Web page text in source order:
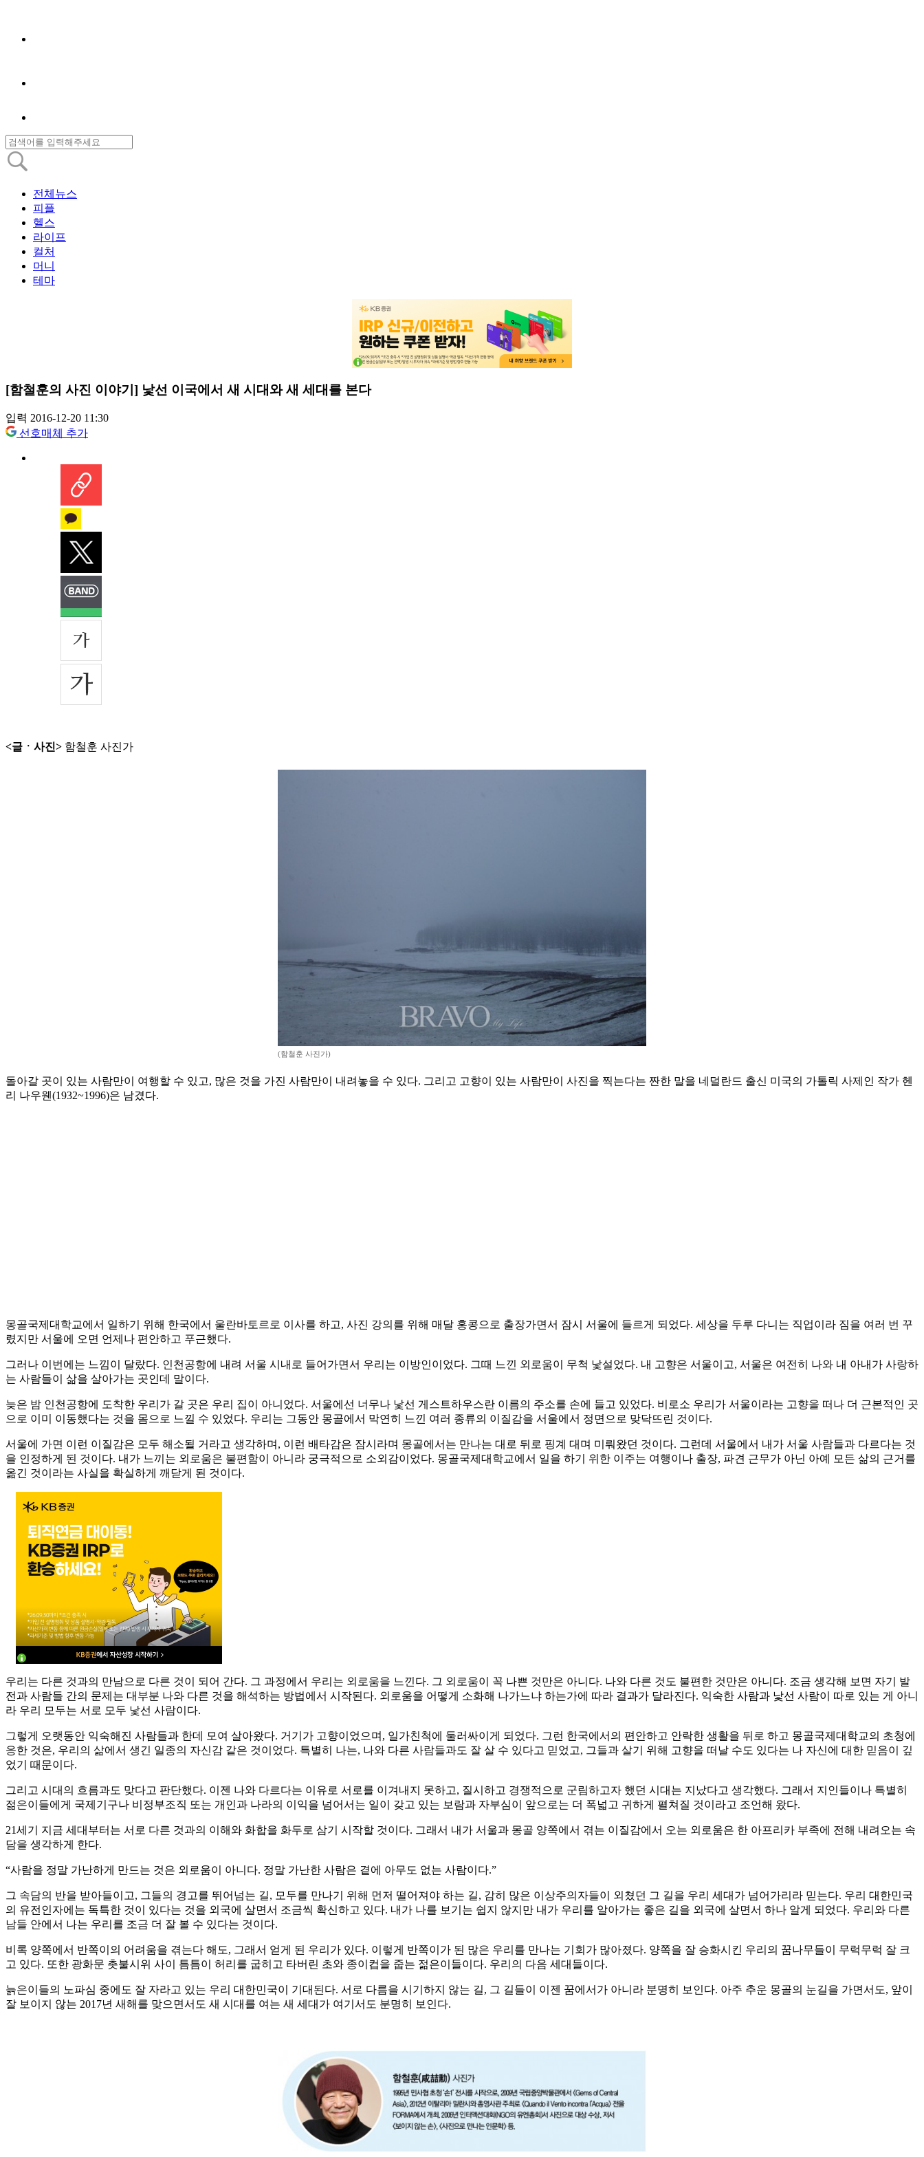
전체뉴스
피플
헬스
라이프
컬처
머니
테마
[함철훈의 사진 이야기] 낯선 이국에서 새 시대와 새 세대를 본다
입력 2016-12-20 11:30
선호매체 추가
<글ㆍ사진> 함철훈 사진가
(함철훈 사진가)
돌아갈 곳이 있는 사람만이 여행할 수 있고, 많은 것을 가진 사람만이 내려놓을 수 있다. 그리고 고향이 있는 사람만이 사진을 찍는다는 짠한 말을 네덜란드 출신 미국의 가톨릭 사제인 작가 헨
리 나우웬(1932~1996)은 남겼다.
몽골국제대학교에서 일하기 위해 한국에서 울란바토르로 이사를 하고, 사진 강의를 위해 매달 홍콩으로 출장가면서 잠시 서울에 들르게 되었다. 세상을 두루 다니는 직업이라 짐을 여러 번 꾸
렸지만 서울에 오면 언제나 편안하고 푸근했다.
그러나 이번에는 느낌이 달랐다. 인천공항에 내려 서울 시내로 들어가면서 우리는 이방인이었다. 그때 느낀 외로움이 무척 낯설었다. 내 고향은 서울이고, 서울은 여전히 나와 내 아내가 사랑하
는 사람들이 삶을 살아가는 곳인데 말이다.
늦은 밤 인천공항에 도착한 우리가 갈 곳은 우리 집이 아니었다. 서울에선 너무나 낯선 게스트하우스란 이름의 주소를 손에 들고 있었다. 비로소 우리가 서울이라는 고향을 떠나 더 근본적인 곳
으로 이미 이동했다는 것을 몸으로 느낄 수 있었다. 우리는 그동안 몽골에서 막연히 느낀 여러 종류의 이질감을 서울에서 정면으로 맞닥뜨린 것이다.
서울에 가면 이런 이질감은 모두 해소될 거라고 생각하며, 이런 배타감은 잠시라며 몽골에서는 만나는 대로 뒤로 핑계 대며 미뤄왔던 것이다. 그런데 서울에서 내가 서울 사람들과 다르다는 것
을 인정하게 된 것이다. 내가 느끼는 외로움은 불편함이 아니라 궁극적으로 소외감이었다. 몽골국제대학교에서 일을 하기 위한 이주는 여행이나 출장, 파견 근무가 아닌 아예 모든 삶의 근거를
옮긴 것이라는 사실을 확실하게 깨닫게 된 것이다.
우리는 다른 것과의 만남으로 다른 것이 되어 간다. 그 과정에서 우리는 외로움을 느낀다. 그 외로움이 꼭 나쁜 것만은 아니다. 나와 다른 것도 불편한 것만은 아니다. 조금 생각해 보면 자기 발
전과 사람들 간의 문제는 대부분 나와 다른 것을 해석하는 방법에서 시작된다. 외로움을 어떻게 소화해 나가느냐 하는가에 따라 결과가 달라진다. 익숙한 사람과 낯선 사람이 따로 있는 게 아니
라 우리 모두는 서로 모두 낯선 사람이다.
그렇게 오랫동안 익숙해진 사람들과 한데 모여 살아왔다. 거기가 고향이었으며, 일가친척에 둘러싸이게 되었다. 그런 한국에서의 편안하고 안락한 생활을 뒤로 하고 몽골국제대학교의 초청에
응한 것은, 우리의 삶에서 생긴 일종의 자신감 같은 것이었다. 특별히 나는, 나와 다른 사람들과도 잘 살 수 있다고 믿었고, 그들과 살기 위해 고향을 떠날 수도 있다는 나 자신에 대한 믿음이 깊
었기 때문이다.
그리고 시대의 흐름과도 맞다고 판단했다. 이젠 나와 다르다는 이유로 서로를 이겨내지 못하고, 질시하고 경쟁적으로 군림하고자 했던 시대는 지났다고 생각했다. 그래서 지인들이나 특별히
젊은이들에게 국제기구나 비정부조직 또는 개인과 나라의 이익을 넘어서는 일이 갖고 있는 보람과 자부심이 앞으로는 더 폭넓고 귀하게 펼쳐질 것이라고 조언해 왔다.
21세기 지금 세대부터는 서로 다른 것과의 이해와 화합을 화두로 삼기 시작할 것이다. 그래서 내가 서울과 몽골 양쪽에서 겪는 이질감에서 오는 외로움은 한 아프리카 부족에 전해 내려오는 속
담을 생각하게 한다.
“사람을 정말 가난하게 만드는 것은 외로움이 아니다. 정말 가난한 사람은 곁에 아무도 없는 사람이다.”
그 속담의 반을 받아들이고, 그들의 경고를 뛰어넘는 길, 모두를 만나기 위해 먼저 떨어져야 하는 길, 감히 많은 이상주의자들이 외쳤던 그 길을 우리 세대가 넘어가리라 믿는다. 우리 대한민국
의 유전인자에는 독특한 것이 있다는 것을 외국에 살면서 조금씩 확신하고 있다. 내가 나를 보기는 쉽지 않지만 내가 우리를 알아가는 좋은 길을 외국에 살면서 하나 알게 되었다. 우리와 다른
남들 안에서 나는 우리를 조금 더 잘 볼 수 있다는 것이다.
비록 양쪽에서 반쪽이의 어려움을 겪는다 해도, 그래서 얻게 된 우리가 있다. 이렇게 반쪽이가 된 많은 우리를 만나는 기회가 많아졌다. 양쪽을 잘 승화시킨 우리의 꿈나무들이 무럭무럭 잘 크
고 있다. 또한 광화문 촛불시위 사이 틈틈이 허리를 굽히고 타버린 초와 종이컵을 줍는 젊은이들이다. 우리의 다음 세대들이다.
늙은이들의 노파심 중에도 잘 자라고 있는 우리 대한민국이 기대된다. 서로 다름을 시기하지 않는 길, 그 길들이 이젠 꿈에서가 아니라 분명히 보인다. 아주 추운 몽골의 눈길을 가면서도, 앞이
잘 보이지 않는 2017년 새해를 맞으면서도 새 시대를 여는 새 세대가 여기서도 분명히 보인다.